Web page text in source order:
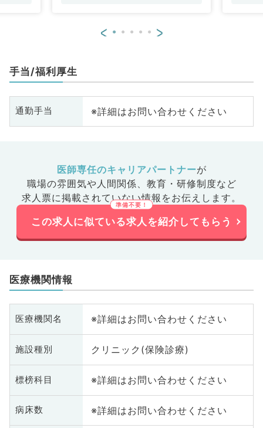
< >
手当/福利厚生
通勤手当 ※詳細はお問い合わせください
医師専任のキャリアパートナーが
職場の雰囲気や人間関係、 教育・研修制度など
求人票に掲載されていない情報をお伝えします。
この求人に似ている求人を紹介してもらう
医療機関情報
医療機関名 ※詳細はお問い合わせください
施設種別 クリニック(保険診療)
標榜科目 ※詳細はお問い合わせください
病床数 ※詳細はお問い合わせください